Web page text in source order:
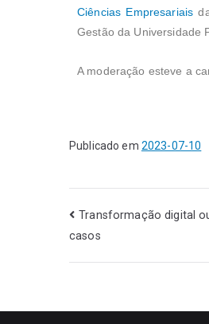
Ciências Empresariais
Gestão da Universidade
A moderação esteve a
Publicado em 2023-07-10
Transformação digital
casos